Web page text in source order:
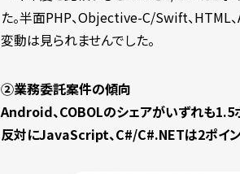
た。半面PHP、Objective-C/Swift、HTML
変動は見られませんでした。
②業務委託案件の傾向
Android、COBOLのシェアがいずれも1.5
反対にJavaScript、C#/C#.NETは2ポイン